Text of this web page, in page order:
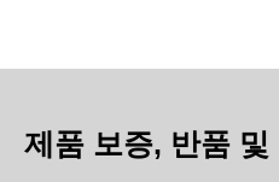
제품 보증, 반품 및